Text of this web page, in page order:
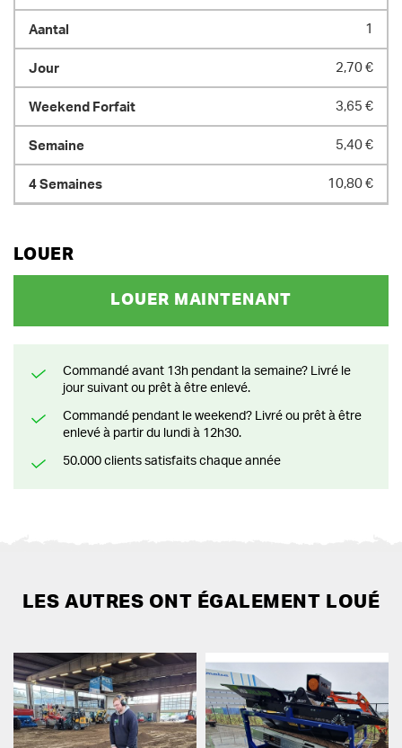
1
2,70 €
3,65 €
5,40 €
10,80 €
LOUER
LOUER MAINTENANT
Commandé avant 13h pendant la semaine? Livré le
jour suivant ou prêt à être enlevé.
Commandé pendant le weekend? Livré ou prêt à être
enlevé à partir du lundi à 12h30.
50.000 clients satisfaits chaque année
LES AUTRES ONT ÉGALEMENT LOUÉ